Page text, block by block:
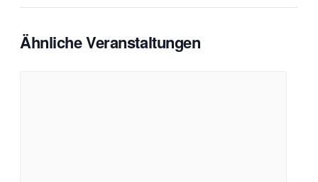
Ähnliche Veranstaltungen